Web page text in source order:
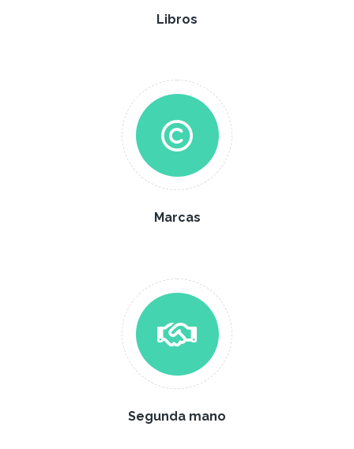
Libros
Marcas
Segunda mano